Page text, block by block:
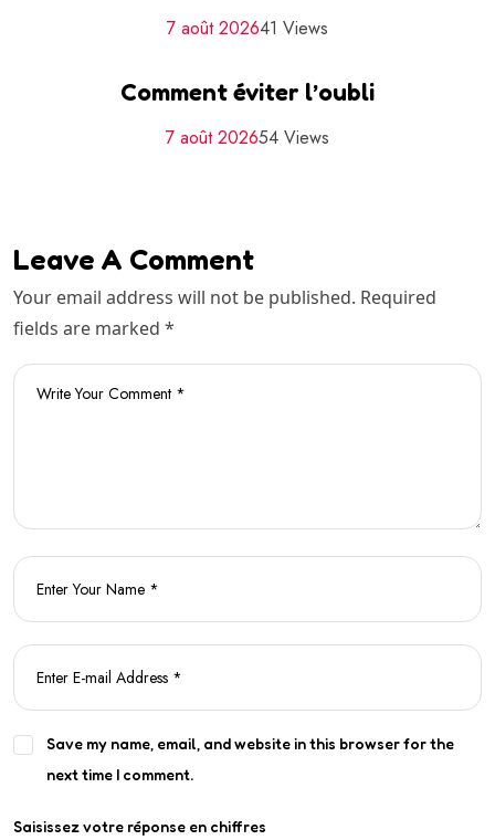
7 août 202641 Views
Comment éviter l’oubli
7 août 202654 Views
Leave A Comment
Your email address will not be published. Required
fields are marked *
Save my name, email, and website in this browser for the
next time I comment.
Saisissez votre réponse en chiffres